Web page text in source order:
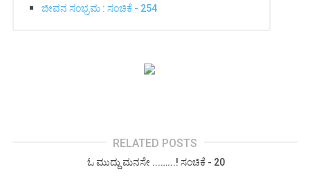
ಜೀವನ ಸಂಭ್ರಮ : ಸಂಚಿಕೆ - 254
RELATED POSTS
ಓ ಮುದ್ದು ಮನಸೇ ...…...! ಸಂಚಿಕೆ - 20